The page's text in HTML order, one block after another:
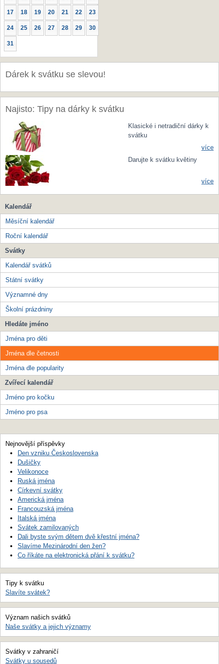
17 18 19 20 21 22 23
24 25 26 27 28 29 30
31
Dárek k svátku se slevou!
Najisto: Tipy na dárky k svátku
Klasické i netradiční dárky k
svátku
více
Darujte k svátku květiny
více
Kalendář
Měsíční kalendář
Roční kalendář
Svátky
Kalendář svátků
Státní svátky
Významné dny
Školní prázdniny
Hledáte jméno
Jména pro děti
Jména dle četnosti
Jména dle popularity
Zvířecí kalendář
Jméno pro kočku
Jméno pro psa
Nejnovější příspěvky
Den vzniku Československa
Dušičky
Velikonoce
Ruská jména
Církevní svátky
Americká jména
Francouzská jména
Italská jména
Svátek zamilovaných
Dali byste svým dětem dvě křestní jména?
Slavíme Mezinárodní den žen?
Co říkáte na elektronická přání k svátku?
Tipy k svátku
Slavíte svátek?
Význam našich svátků
Naše svátky a jejich významy
Svátky v zahraničí
Svátky u sousedů